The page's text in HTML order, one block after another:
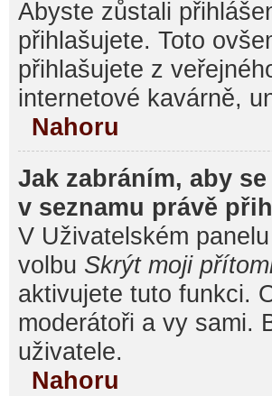
Abyste zůstali
přihlašujete. Toto
přihlašujete z
internetové kavárně,
Nahoru
Jak zabráním, aby
v seznamu právě
V Uživatelském
volbu Skrýt moji
aktivujete tuto funkci.
moderátoři a vy sami.
uživatele.
Nahoru